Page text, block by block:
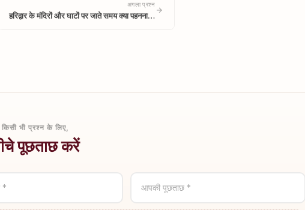
अगला प्रश्न
हरिद्वार के मंदिरों और घाटों पर जाते समय क्या पहनना…
किसी भी प्रश्न के लिए,
पूछताछ करें
* आपकी पूछताछ *